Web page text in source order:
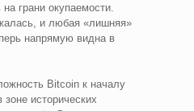
грани окупаемости.
и любая «лишняя»
напрямую видна в
Bitcoin к началу
зоне исторических